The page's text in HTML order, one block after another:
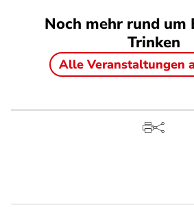
Noch mehr rund um
Trinken
Alle Veranstaltungen